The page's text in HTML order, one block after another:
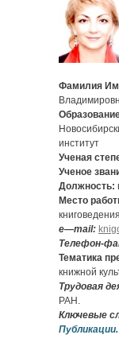
Фамилия
институт
Ученая
Ученое
Должность:
Место
e—mail:
Телефон-
Тематика
книжной
Трудовая
РАН.
Ключевые
Публикации.